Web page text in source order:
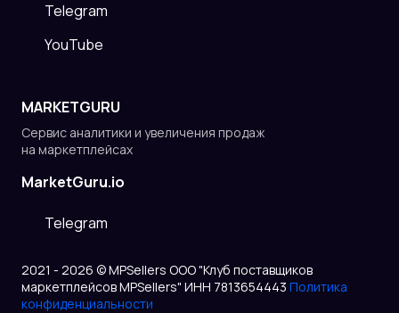
Telegram
YouTube
MARKETGURU
Сервис аналитики и увеличения продаж
на маркетплейсах
MarketGuru.io
Telegram
2021 - 2026 © MPSellers ООО "Клуб поставщиков
маркетплейсов MPSellers" ИНН 7813654443 Политика
конфиденциальности